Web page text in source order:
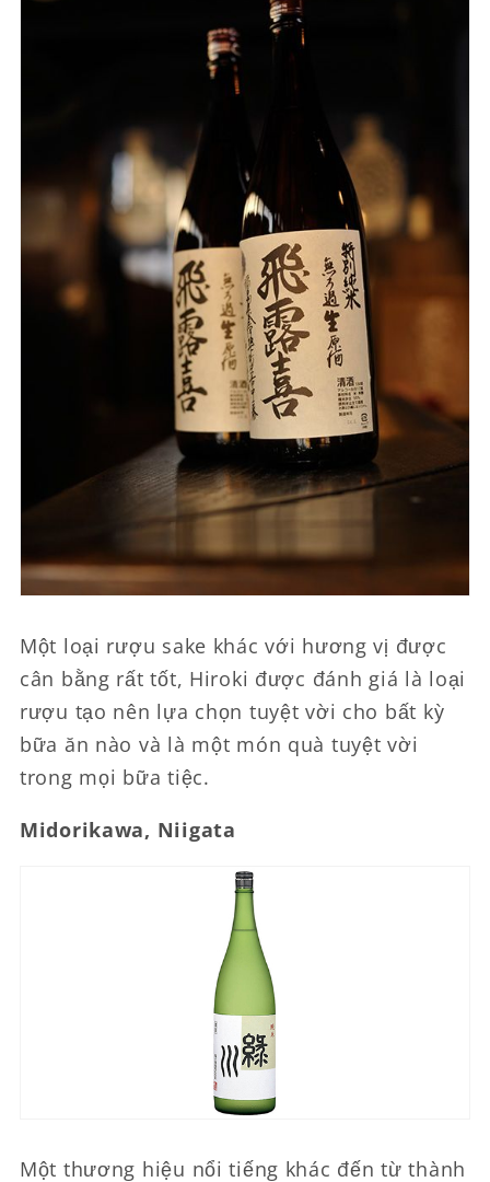
Một loại rượu sake khác với hương vị được
cân bằng rất tốt, Hiroki được đánh giá là loại
rượu tạo nên lựa chọn tuyệt vời cho bất kỳ
bữa ăn nào và là một món quà tuyệt vời
trong mọi bữa tiệc.
Midorikawa, Niigata
Một thương hiệu nổi tiếng khác đến từ thành